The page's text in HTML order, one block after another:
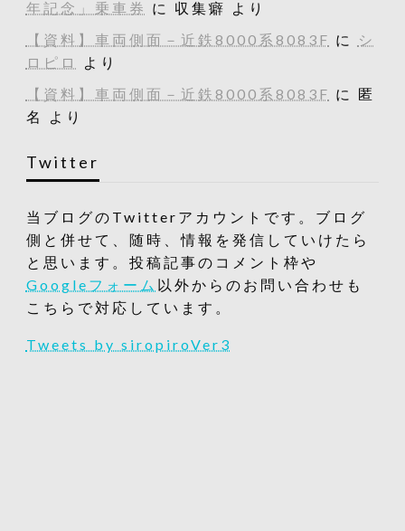
年記念」乗車券 に 収集癖
より
【資料】車両側面－近鉄8000系8083F に
シ
ロピロ
より
【資料】車両側面－近鉄8000系8083F に 匿
名
より
Twitter
当ブログのTwitterアカウントです。ブログ
側と併せて、随時、情報を発信していけたら
と思います。投稿記事のコメント枠や
Googleフォーム 以外からのお問い合わせも
こちらで対応しています。
Tweets by siropiroVer3